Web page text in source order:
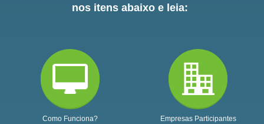
nos itens abaixo e leia:
Como Funciona? Empresas Participantes